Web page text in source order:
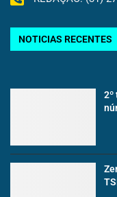
NOTICIAS RECENTES
2º